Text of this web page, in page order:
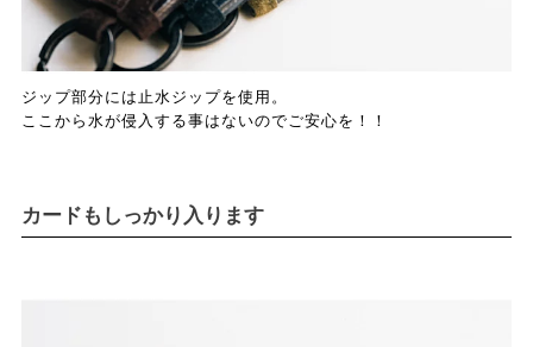
ジップ部分には止水ジップを使用。
ここから水が侵入する事はないのでご安心を！！
カードもしっかり入ります